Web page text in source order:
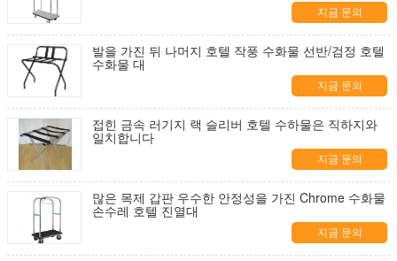
지금 문의
발을 가진 뒤 나머지 호텔 작풍 수화물 선반/검정 호텔
수화물 대
지금 문의
접힌 금속 러기지 랙 슬리버 호텔 수하물은 직하지와
일치합니다
지금 문의
많은 목제 갑판 우수한 안정성을 가진 Chrome 수화물
손수레 호텔 진열대
지금 문의